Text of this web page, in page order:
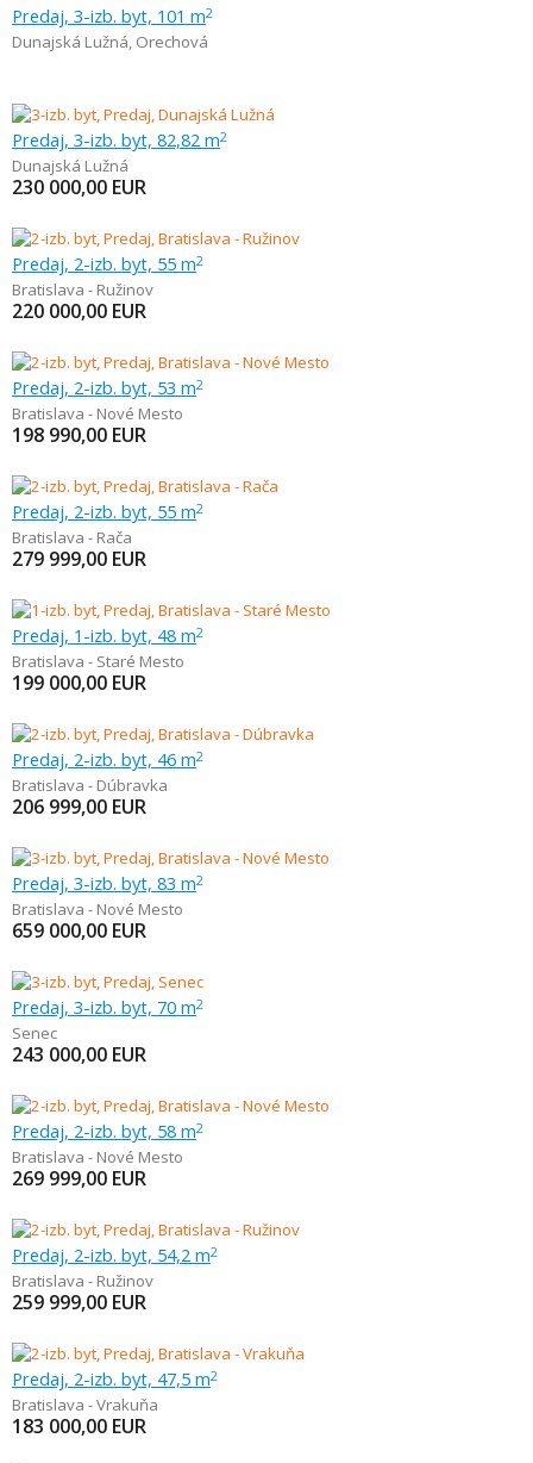
Predaj, 3-izb. byt, 101 m2
Dunajská Lužná, Orechová
Predaj, 3-izb. byt, 82,82 m2
Dunajská Lužná
230 000,00 EUR
Predaj, 2-izb. byt, 55 m2
Bratislava - Ružinov
220 000,00 EUR
Predaj, 2-izb. byt, 53 m2
Bratislava - Nové Mesto
198 990,00 EUR
Predaj, 2-izb. byt, 55 m2
Bratislava - Rača
279 999,00 EUR
Predaj, 1-izb. byt, 48 m2
Bratislava - Staré Mesto
199 000,00 EUR
Predaj, 2-izb. byt, 46 m2
Bratislava - Dúbravka
206 999,00 EUR
Predaj, 3-izb. byt, 83 m2
Bratislava - Nové Mesto
659 000,00 EUR
Predaj, 3-izb. byt, 70 m2
Senec
243 000,00 EUR
Predaj, 2-izb. byt, 58 m2
Bratislava - Nové Mesto
269 999,00 EUR
Predaj, 2-izb. byt, 54,2 m2
Bratislava - Ružinov
259 999,00 EUR
Predaj, 2-izb. byt, 47,5 m2
Bratislava - Vrakuňa
183 000,00 EUR